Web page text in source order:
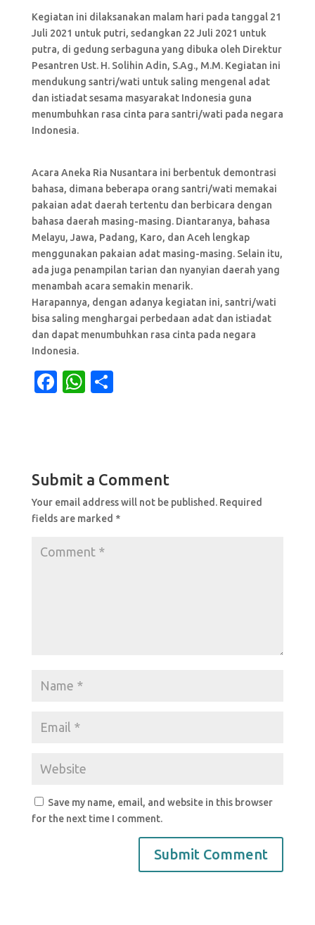
Kegiatan ini dilaksanakan malam hari pada tanggal 21
Juli 2021 untuk putri, sedangkan 22 Juli 2021 untuk
putra, di gedung serbaguna yang dibuka oleh Direktur
Pesantren Ust. H. Solihin Adin, S.Ag., M.M. Kegiatan ini
mendukung santri/wati untuk saling mengenal adat
dan istiadat sesama masyarakat Indonesia guna
menumbuhkan rasa cinta para santri/wati pada negara
Indonesia.
Acara Aneka Ria Nusantara ini berbentuk demontrasi
bahasa, dimana beberapa orang santri/wati memakai
pakaian adat daerah tertentu dan berbicara dengan
bahasa daerah masing-masing. Diantaranya, bahasa
Melayu, Jawa, Padang, Karo, dan Aceh lengkap
menggunakan pakaian adat masing-masing. Selain itu,
ada juga penampilan tarian dan nyanyian daerah yang
menambah acara semakin menarik.
Harapannya, dengan adanya kegiatan ini, santri/wati
bisa saling menghargai perbedaan adat dan istiadat
dan dapat menumbuhkan rasa cinta pada negara
Indonesia.
F
b
o
o
W
A
p
p
Submit a Comment
Your email address will not be published. Required
fields are marked *
Save my name, email, and website in this browser
for the next time I comment.